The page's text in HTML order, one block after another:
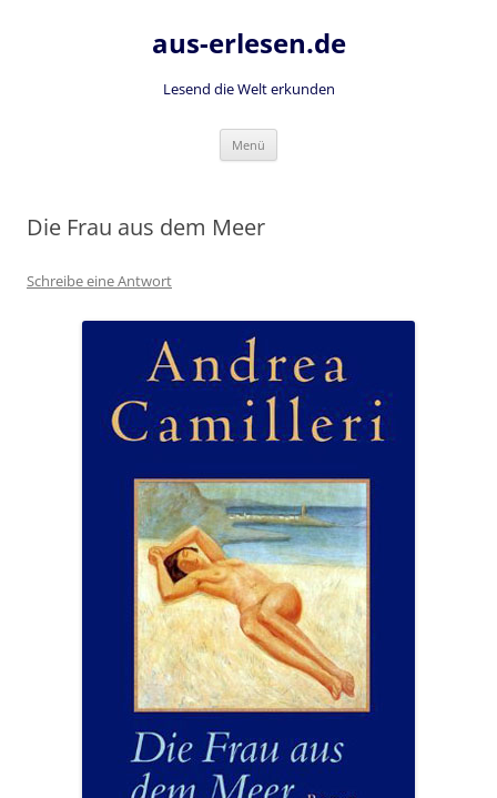
aus-erlesen.de
Lesend die Welt erkunden
Menü
Die Frau aus dem Meer
Schreibe eine Antwort